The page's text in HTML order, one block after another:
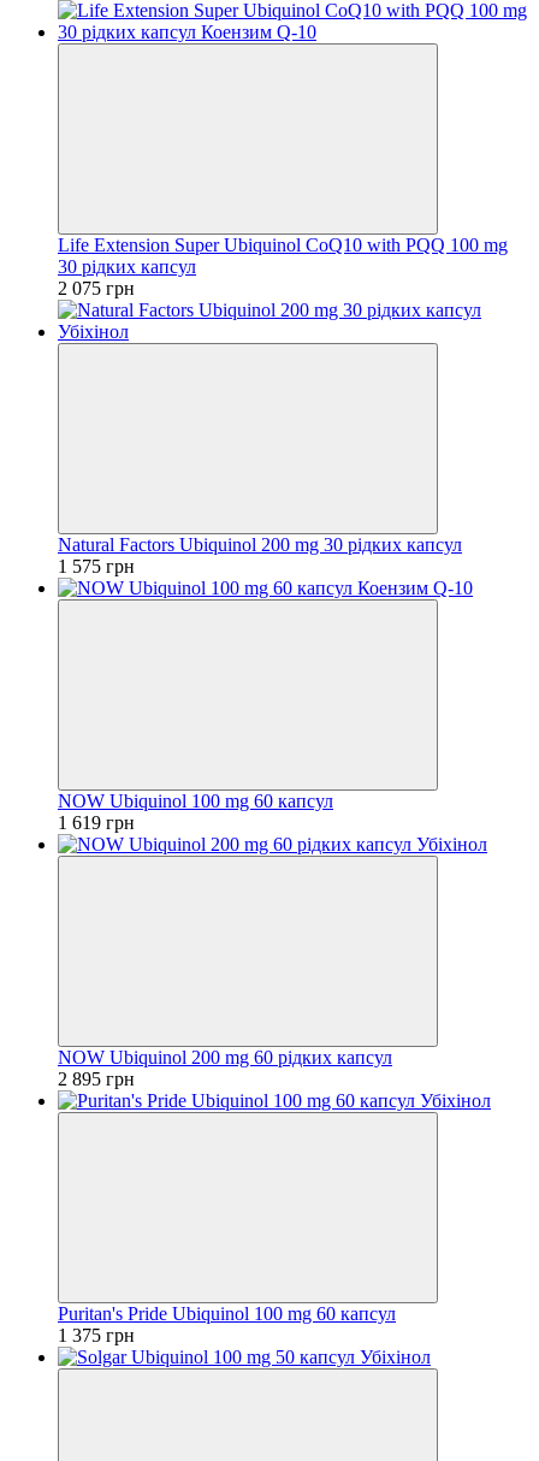
Life Extension Super Ubiquinol CoQ10 with PQQ 100 mg
30 рідких капсул
2 075 грн
Natural Factors Ubiquinol 200 mg 30 рідких капсул
1 575 грн
NOW Ubiquinol 100 mg 60 капсул
1 619 грн
NOW Ubiquinol 200 mg 60 рідких капсул
2 895 грн
Puritan's Pride Ubiquinol 100 mg 60 капсул
1 375 грн